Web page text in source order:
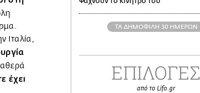
Ιταλία,
έχει
ΤΑ ΔΗΜΟΦΙΛΗ 30 ΗΜΕΡΩΝ
ΕΠΙΛΟΓΕΣ
από το Lifo.gr